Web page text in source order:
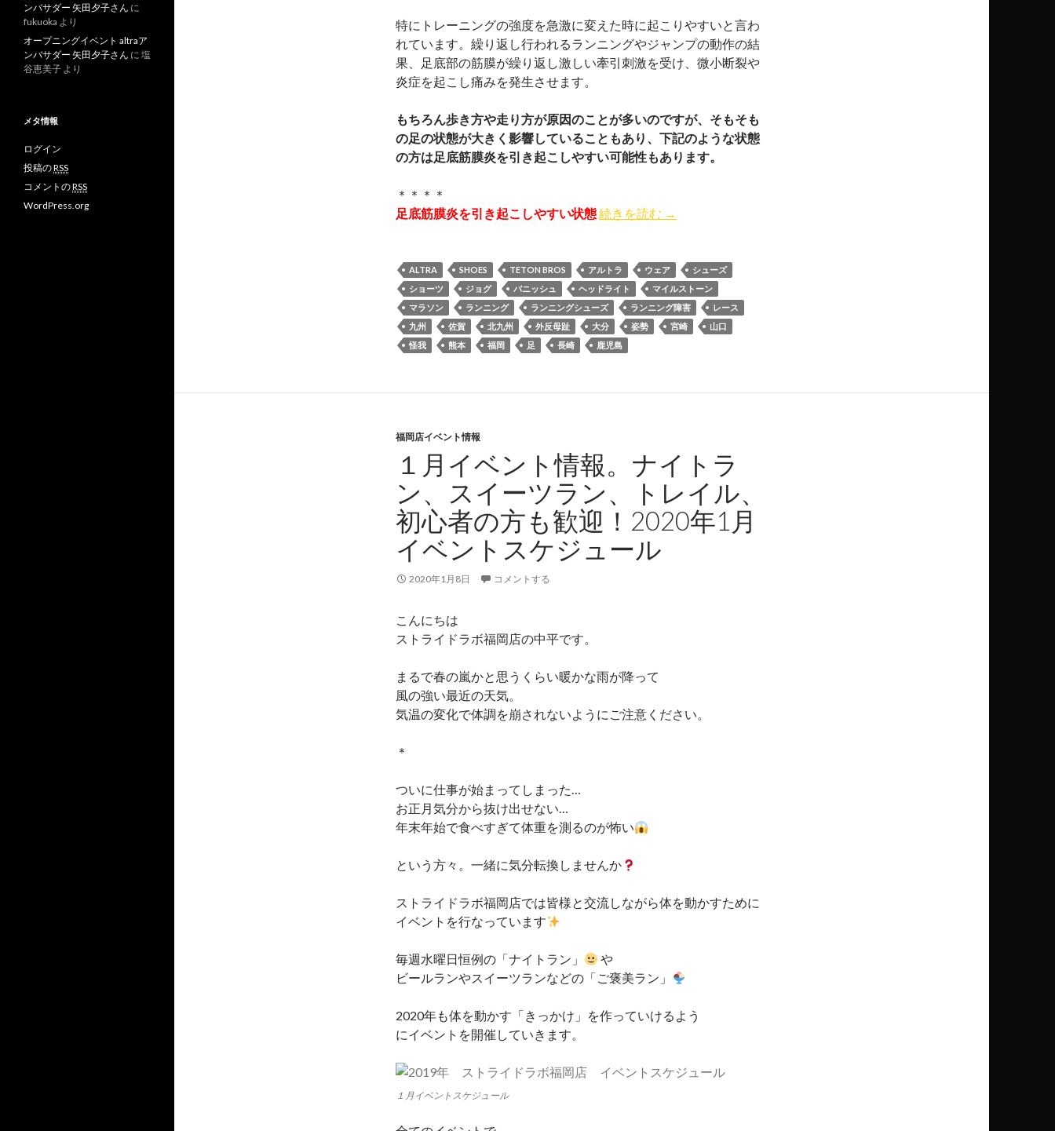
特にトレーニングの強度を急激に変えた時に起こりやすいと言わ
れています。繰り返し行われるランニングやジャンプの動作の結
果、足底部の筋膜が繰り返し激しい牽引刺激を受け、微小断裂や
炎症を起こし痛みを発生させます。
もちろん歩き方や走り方が原因のことが多いのですが、そもそも
の足の状態が大きく影響していることもあり、下記のような状態
の方は足底筋膜炎を引き起こしやすい可能性もあります。
＊＊＊＊
足底筋膜炎を引き起こしやすい状態続きを読む 足底筋膜炎（そくていきんまくえん）＊足の裏側のかかとの前方に
→
ALTRA SHOES TETON BROS アルトラ ウェア
シューズ
ショーツ
ジョグ バニッシュ ヘッドライト
マイルストーン
マラソン
ランニング ランニングシューズ ランニング障害
レース
九州
佐賀 北九州 外反母趾 大分 姿勢 宮崎
山口
怪我
熊本 福岡 足 長崎 鹿児島
福岡店イベント情報
１月イベント情報。ナイトラ
ン、スイーツラン、トレイル、
初心者の方も歓迎！2020年1月
イベントスケジュール
2020年1月8日 コメントする
こんにちは
ストライドラボ福岡店の中平です。
まるで春の嵐かと思うくらい暖かな雨が降って
風の強い最近の天気。
気温の変化で体調を崩されないようにご注意ください。
＊
ついに仕事が始まってしまった…
お正月気分から抜け出せない…
年末年始で食べすぎて体重を測るのが怖い
という方々。一緒に気分転換しませんか
ストライドラボ福岡店では皆様と交流しながら体を動かすために
イベントを行なっています
毎週水曜日恒例の「ナイトラン」
や
ビールランやスイーツランなどの「ご褒美ラン」
2020年も体を動かす「きっかけ」を作っていけるよう
にイベントを開催していきます。
１月イベントスケジュール
ンバサダー 矢田夕子さん に
fukuoka より
オープニングイベント altraア
ンバサダー 矢田夕子さん に 塩
谷恵美子 より
メタ情報
ログイン
投稿のRSS
コメントのRSS
WordPress.org